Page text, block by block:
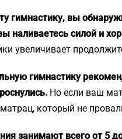
гимнастику, вы
наливаетесь силой и
увеличивает
гимнастику
Но если ваш
который не
занимают всего от 5